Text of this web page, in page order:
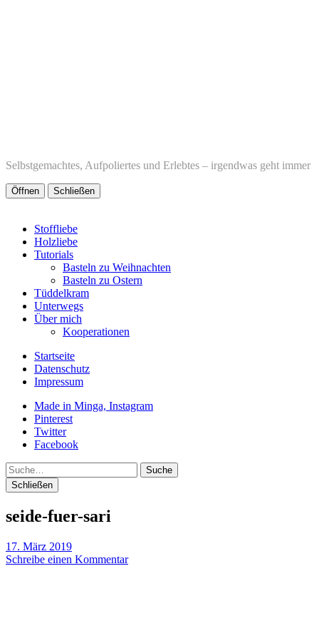
Selbstgemachtes, Aufpoliertes und Erlebtes – irgendwas geht immer
Öffnen Schließen
Stoffliebe
Holzliebe
Tutorials
Basteln zu Weihnachten
Basteln zu Ostern
Tüddelkram
Unterwegs
Über mich
Kooperationen
Startseite
Datenschutz
Impressum
Made in Minga, Instagram
Pinterest
Twitter
Facebook
Suche
Schließen
seide-fuer-sari
17. März 2019
Schreibe einen Kommentar